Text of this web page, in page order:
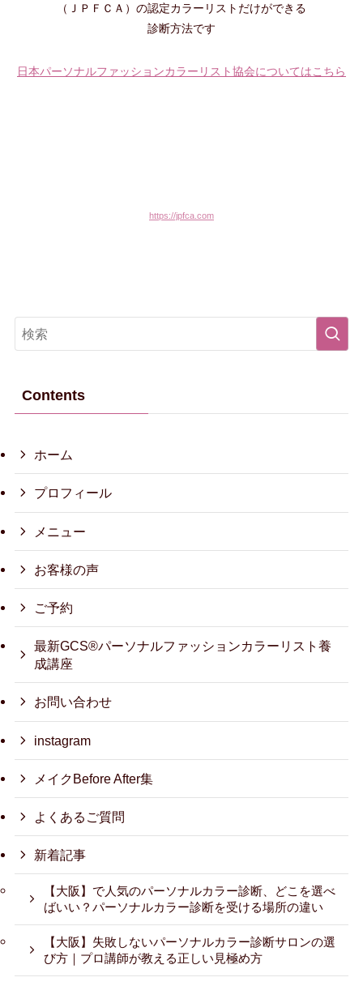
（ＪＰＦＣＡ）の認定カラーリストだけができる
診断方法です
日本パーソナルファッションカラーリスト協会についてはこちら
https://jpfca.com
Contents
ホーム
プロフィール
メニュー
お客様の声
ご予約
最新GCS®パーソナルファッションカラーリスト養
成講座
お問い合わせ
instagram
メイクBefore After集
よくあるご質問
新着記事
【大阪】で人気のパーソナルカラー診断、どこを選べ
ばいい？パーソナルカラー診断を受ける場所の違い
【大阪】失敗しないパーソナルカラー診断サロンの選
び方｜プロ講師が教える正しい見極め方